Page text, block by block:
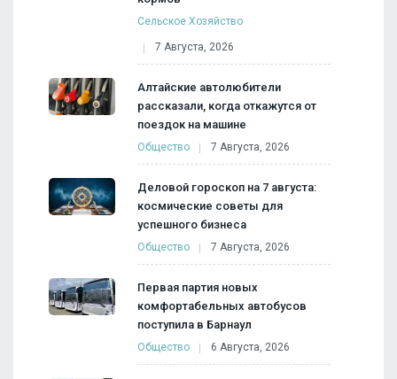
Сельское Хозяйство
7 Августа, 2026
Алтайские автолюбители
рассказали, когда откажутся от
поездок на машине
Общество 7 Августа, 2026
Деловой гороскоп на 7 августа:
космические советы для
успешного бизнеса
Общество 7 Августа, 2026
Первая партия новых
комфортабельных автобусов
поступила в Барнаул
Общество 6 Августа, 2026